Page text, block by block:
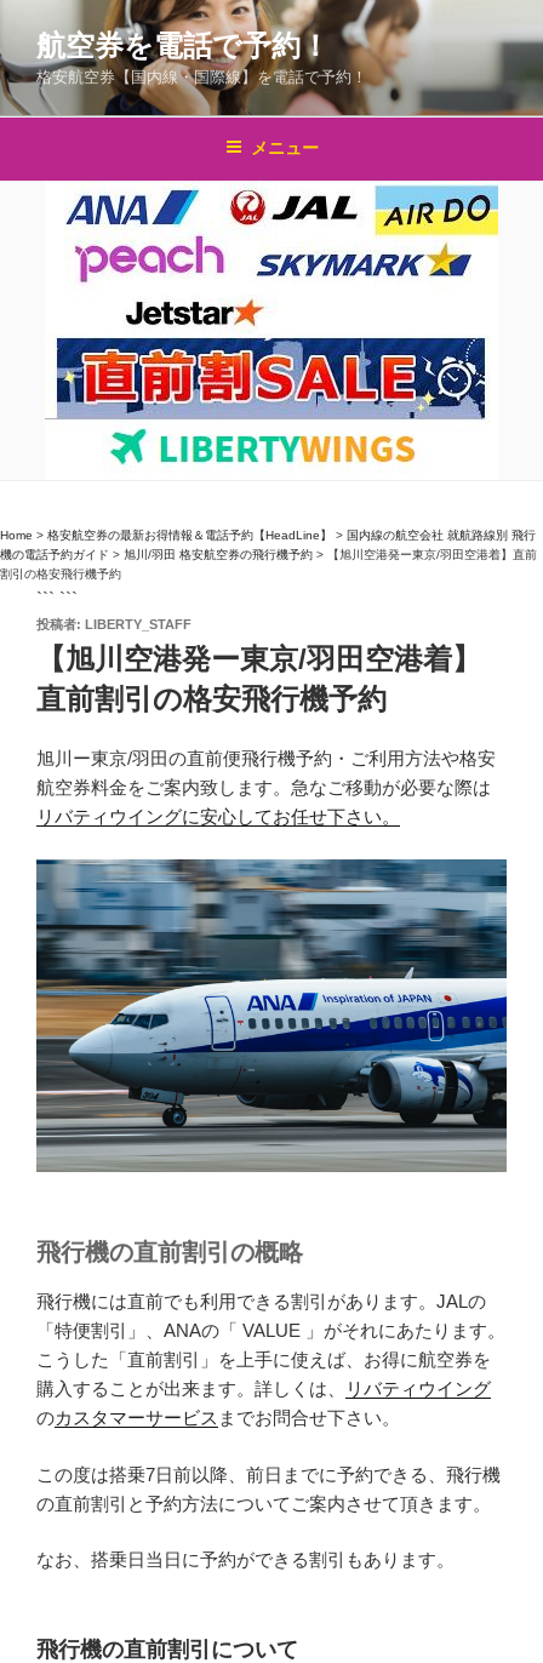
テ
ン
ス
航空券を電話で予約！
格安航空券【国内線・国際線】を電話で予約！
メニュー
Home > 格安航空券の最新お得情報＆電話予約【HeadLine】 > 国内線の航空会社 就航路線別 飛行
機の電話予約ガイド > 旭川/羽田 格安航空券の飛行機予約 >
【旭川空港発ー東京/羽田空港着】直前
割引の格安飛行機予約
``` ```
投
投稿者: LIBERTY_STAFF
【旭川空港発ー東京/羽田空港着】
直前割引の格安飛行機予約
旭川ー東京/羽田の直前便飛行機予約・ご利用方法や格安
航空券料金をご案内致します。急なご移動が必要な際は
リバティウイングに安心してお任せ下さい。
飛行機の直前割引の概略
飛行機には直前でも利用できる割引があります。JALの
「特便割引」、ANAの「 VALUE 」がそれにあたります。
こうした「直前割引」を上手に使えば、お得に航空券を
購入することが出来ます。詳しくは、
リバティウイング
のカスタマーサービス までお問合せ下さい。
この度は搭乗7日前以降、前日までに予約できる、飛行機
の直前割引と予約方法についてご案内させて頂きます。
なお、搭乗日当日に予約ができる割引もあります。
飛行機の直前割引について